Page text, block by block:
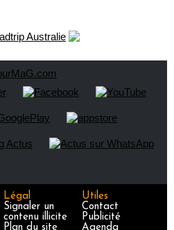
Légal
Signaler un
contenu illicite
Plan du site
Utiles
Contact
Publicité
Agenda